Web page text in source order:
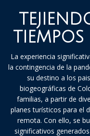
La experiencia
la contingencia de la
su destino a los
biogeográficas de
familias, a partir de
planes turísticos para el
remota. Con ello, se
significativos